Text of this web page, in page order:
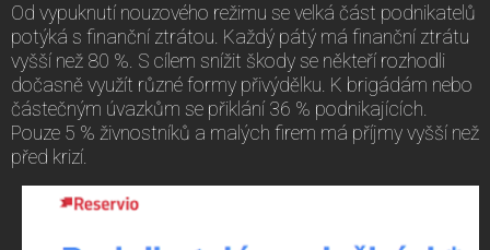
Od vypuknutí nouzového režimu se velká část podnikatelů
potýká s finanční ztrátou. Každý pátý má finanční ztrátu
vyšší než 80 %. S cílem snížit škody se někteří rozhodli
dočasně využít různé formy přivýdělku. K brigádám nebo
částečným úvazkům se přiklání 36 % podnikajících.
Pouze 5 % živnostníků a malých firem má příjmy vyšší než
před krizí.